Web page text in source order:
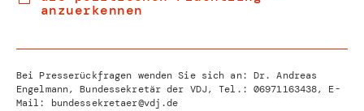
anzuerkennen
Bei Presserückfragen wenden Sie sich an: Dr. Andreas
Engelmann, Bundessekretär der VDJ, Tel.: 06971163438, E-
Mail: bundessekretaer@vdj.de